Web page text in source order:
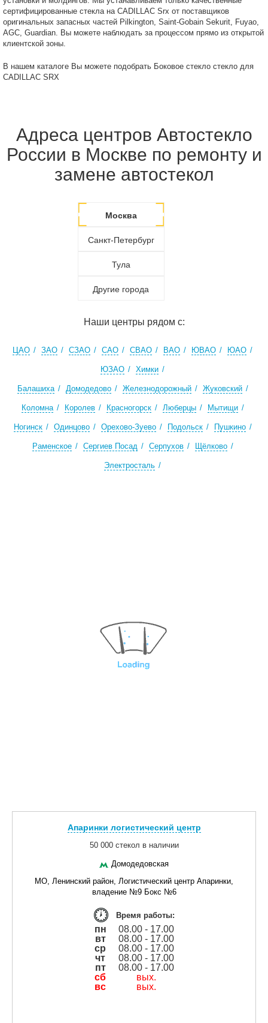
сертифицированные стекла на CADILLAC Srx от поставщиков
оригинальных запасных частей Pilkington, Saint-Gobain Sekurit, Fuyao,
AGC, Guardian. Вы можете наблюдать за процессом прямо из открытой
клиентской зоны.
В нашем каталоге Вы можете подобрать Боковое стекло стекло для
CADILLAC SRX
Адреса центров Автостекло
России в Москве по ремонту и
замене автостекол
Москва
Санкт-Петербург
Тула
Другие города
Наши центры рядом с:
ЦАО ЗАО СЗАО САО СВАО ВАО ЮВАО ЮАО
ЮЗАО Химки
Балашиха Домодедово Железнодорожный Жуковский
Коломна Королев Красногорск Люберцы Мытищи
Ногинск Одинцово Орехово-Зуево Подольск Пушкино
Раменское Сергиев Посад Серпухов Щёлково
Электросталь
Апаринки логистический центр
50 000 стекол в наличии
Домодедовская
МО, Ленинский район, Логистический центр Апаринки,
владение №9 Бокс №6
Время работы:
пн
08.00 - 17.00
вт
08.00 - 17.00
ср
08.00 - 17.00
чт
08.00 - 17.00
пт
08.00 - 17.00
сб
вых.
вс
вых.